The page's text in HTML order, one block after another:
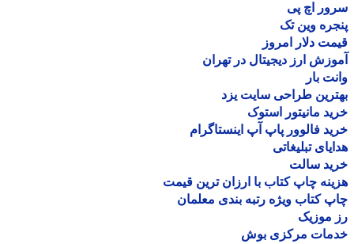
اچ پی
وین تک
دلار امروز
ارز دیجیتال در تهران
بار
طراحی سایت یزد
مانیتور استوک
فالوور پاپ آپ اینستاگرام
تبلیغاتی
سالت
چاپ کتاب با ارزان ترین قیمت
کتاب ویژه رتبه بندی معلمان
موزیک
مرکزی بوش